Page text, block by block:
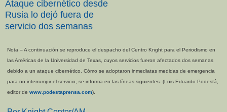
Ataque cibernético desde
Rusia lo dejó fuera de
servicio dos semanas
Nota – A continuación se reproduce el despacho del Centro Knght para el Periodismo en
las Américas de la Universidad de Texas, cuyos servicios fueron afectados dos semanas
debido a un ataque cibernético. Cómo se adoptaron inmediatas medidas de emergencia
para no interrumpir el servicio, se informa en las líneas siguientes. (Luis Eduardo Podestá,
editor de www.podestaprensa.com).